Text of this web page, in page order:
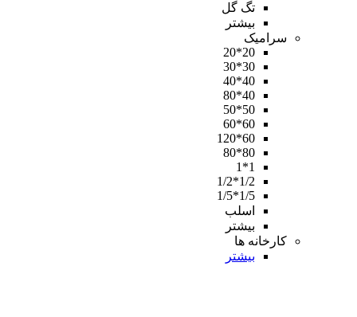
تگ گل
بیشتر
سرامیک
20*20
30*30
40*40
40*80
50*50
60*60
60*120
80*80
1*1
1/2*1/2
1/5*1/5
اسلب
بیشتر
کارخانه ها
بیشتر